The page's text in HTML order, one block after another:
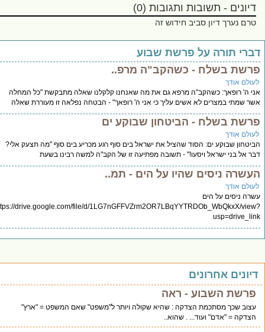
- תשובות ותגובות (0)
נערך דיון סביב חידוש זה
תורה על פרשת שבוע
בשלח - כשהקב"ה מרפ..
אודך
רופאך: כשהקב"ה מרפא גם את מה שאנחנו קלקלנו שאלה מתבקשת "כל המחלה
במצרים לא אשים עליך כי אני ה' רופאך" - הבטחה נפלאה זו מעוררת שאלה
בשלח - הביטחון שבוקע ים
אודך
שבוקע ים: הסוד שהציל את ישראל בים סוף רגע מכריע בים סוף "מה תצעק אלי?
בני ישראל ויסעו!" - תשובה מפתיעה זו של הקב"ה למשה רבינו בשעת
ניסים שהיו על הים - תמ..
אודך
ניסים על הים
https://drive.google.com/file/d/1LG7nGFFVZrm2OR7LBqYYTRDOb_WbQkxX/
אחרונים
השבוע - ראה
שכך מסתכמת הצדקה : שהיא שקולה ויותר ל"משפט" שאם המשפט = "ארץ"
= "אדם" ועוד... . שהוא..